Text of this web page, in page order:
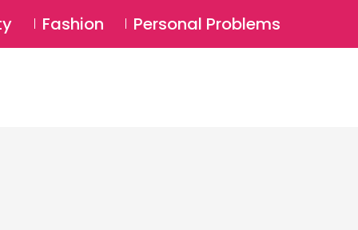
Login ⚲
Fashion Personal Problems